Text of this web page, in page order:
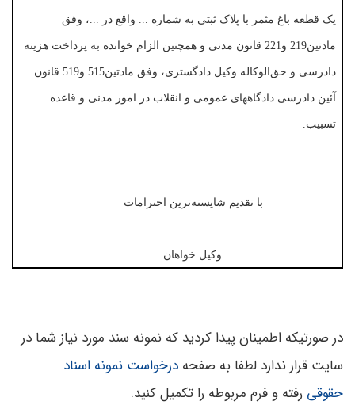
یک قطعه باغ مثمر با پلاک ثبتی به شماره ... واقع در ...، وفق
مادتین219 و221 قانون مدنی و همچنین الزام خوانده به پرداخت هزینه
دادرسی و حق‌الوکاله وکیل دادگستری، وفق مادتین515 و519 قانون
آئین دادرسی دادگاههای عمومی و انقلاب در امور مدنی و قاعده
تسبیب.
با تقدیم شایسته‌ترین احترامات
وکیل خواهان
در صورتیکه اطمینان پیدا کردید که نمونه سند مورد نیاز شما در
سایت قرار ندارد لطفا به صفحه درخواست نمونه اسناد
حقوقی رفته و فرم مربوطه را تکمیل کنید.